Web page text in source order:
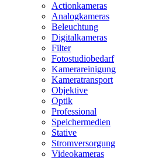
Actionkameras
Analogkameras
Beleuchtung
Digitalkameras
Filter
Fotostudiobedarf
Kamerareinigung
Kameratransport
Objektive
Optik
Professional
Speichermedien
Stative
Stromversorgung
Videokameras